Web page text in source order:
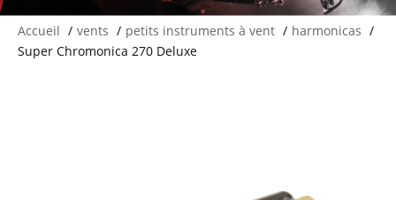
Accueil vents petits instruments à vent
harmonicas
Super Chromonica 270 Deluxe